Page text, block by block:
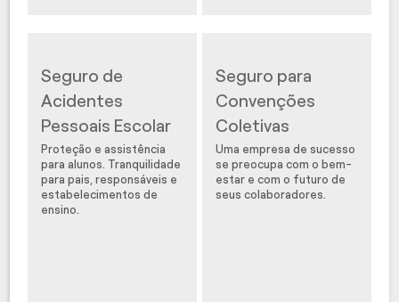
Seguro de
Acidentes
Pessoais Escolar
Proteção e assistência
para alunos. Tranquilidade
para pais, responsáveis e
estabelecimentos de
ensino.
Seguro para
Convenções
Coletivas
Uma empresa de sucesso
se preocupa com o bem-
estar e com o futuro de
seus colaboradores.